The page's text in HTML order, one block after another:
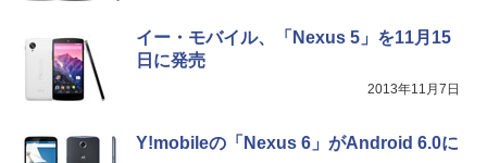
イー・モバイル、「Nexus 5」を11月15
日に発売
2013年11月7日
Y!mobileの「Nexus 6」がAndroid 6.0に